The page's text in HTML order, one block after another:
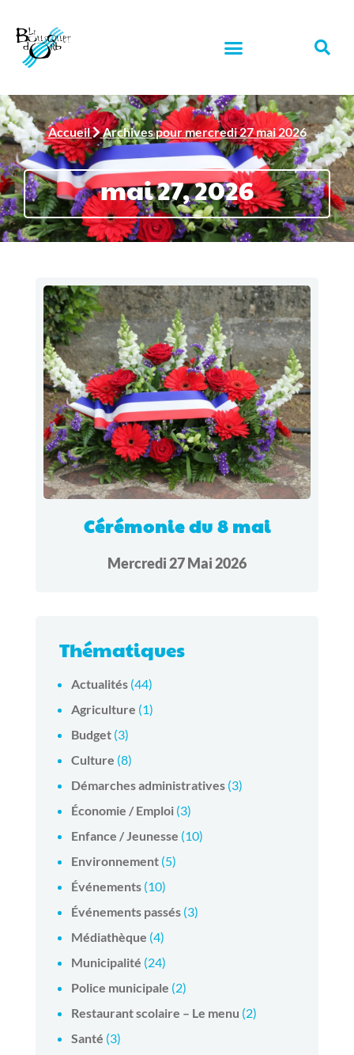
Accueil Archives pour mercredi 27 mai 2026
mai 27, 2026
Cérémonie du 8 mai
Mercredi 27 Mai 2026
Thématiques
Actualités (44)
Agriculture (1)
Budget (3)
Culture (8)
Démarches administratives (3)
Économie / Emploi (3)
Enfance / Jeunesse (10)
Environnement (5)
Événements (10)
Événements passés (3)
Médiathèque (4)
Municipalité (24)
Police municipale (2)
Restaurant scolaire – Le menu (2)
Santé (3)